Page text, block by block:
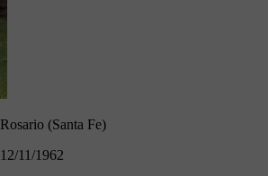
Rosario (Santa Fe)
12/11/1962